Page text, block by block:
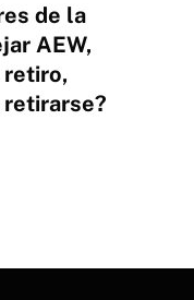
de la
AEW,
retiro,
retirarse?